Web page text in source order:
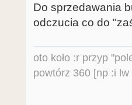
Do sprzedawania
odczucia co do
oto koło :r przyp
powtórz 360 [np :i lw